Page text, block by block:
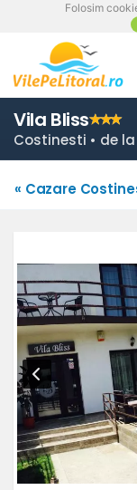
Folosim
Vila Bliss
Costinesti • de
« Cazare